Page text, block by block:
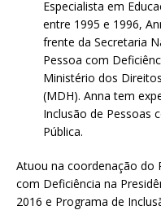
Especialista em
entre 1995 e 1996,
frente da Secretaria
Pessoa com
Ministério dos
(MDH). Anna tem
Inclusão de Pessoas
Pública.
Atuou na coordenação do
com Deficiência na
2016 e Programa de